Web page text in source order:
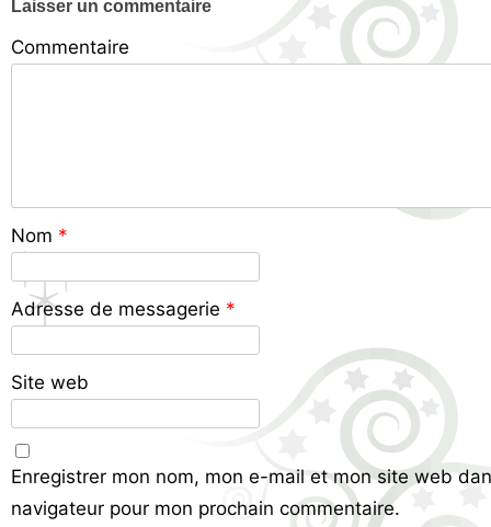
Laisser un commentaire
Commentaire
Nom *
Adresse de messagerie *
Site web
Enregistrer mon nom, mon e-mail et mon site web
navigateur pour mon prochain commentaire.